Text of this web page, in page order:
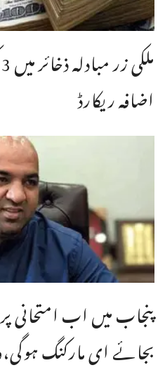
اضافہ ریکارڈ
پنجاب میں اب امتحانی
بجائے ای مارکنگ